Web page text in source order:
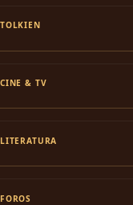
TOLKIEN
CINE & TV
LITERATURA
FOROS